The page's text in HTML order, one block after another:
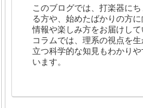
このブログでは、打楽器に
る方や、始めたばかりの方
情報や楽しみ方をお届けして
コラムでは、理系の視点を
立つ科学的な知見もわかり
います。